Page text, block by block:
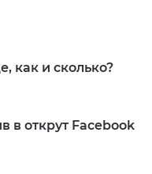
как и сколько?
в открут Facebook